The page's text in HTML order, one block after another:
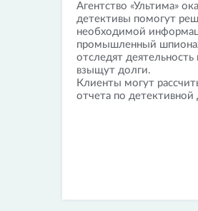
Агентство «Ультима»
детективы помогут
необходимой
промышленный
отследят деятельность
взыщут долги.
Клиенты могут
отчета по детективной